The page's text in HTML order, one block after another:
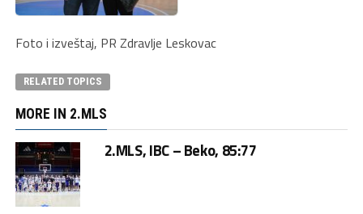
Foto i izveštaj, PR Zdravlje Leskovac
RELATED TOPICS
MORE IN 2.MLS
2.MLS, IBC – Beko, 85:77